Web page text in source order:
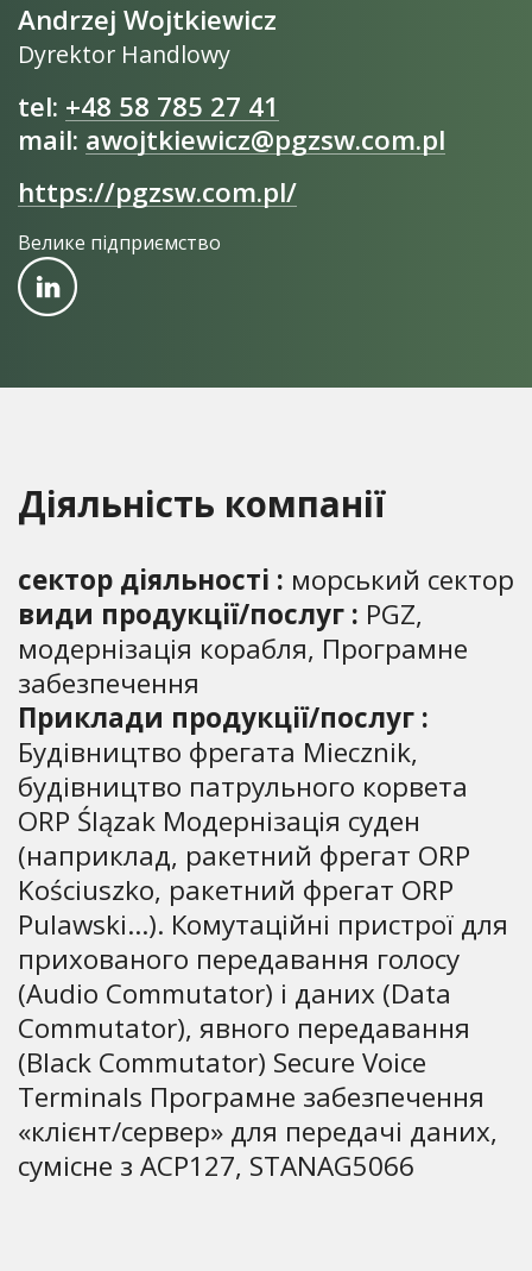
Andrzej Wojtkiewicz
Dyrektor Handlowy
tel: +48 58 785 27 41
mail: awojtkiewicz@pgzsw.com.pl
https://pgzsw.com.pl/
Велике підприємство
Діяльність компанії
сектор діяльності : морський сектор
види продукції/послуг : PGZ,
модернізація корабля, Програмне
забезпечення
Приклади продукції/послуг :
Будівництво фрегата Miecznik,
будівництво патрульного корвета
ORP Ślązak Модернізація суден
(наприклад, ракетний фрегат ORP
Kościuszko, ракетний фрегат ORP
Pulawski...). Комутаційні пристрої для
прихованого передавання голосу
(Audio Commutator) і даних (Data
Commutator), явного передавання
(Black Commutator) Secure Voice
Terminals Програмне забезпечення
«клієнт/сервер» для передачі даних,
сумісне з ACP127, STANAG5066